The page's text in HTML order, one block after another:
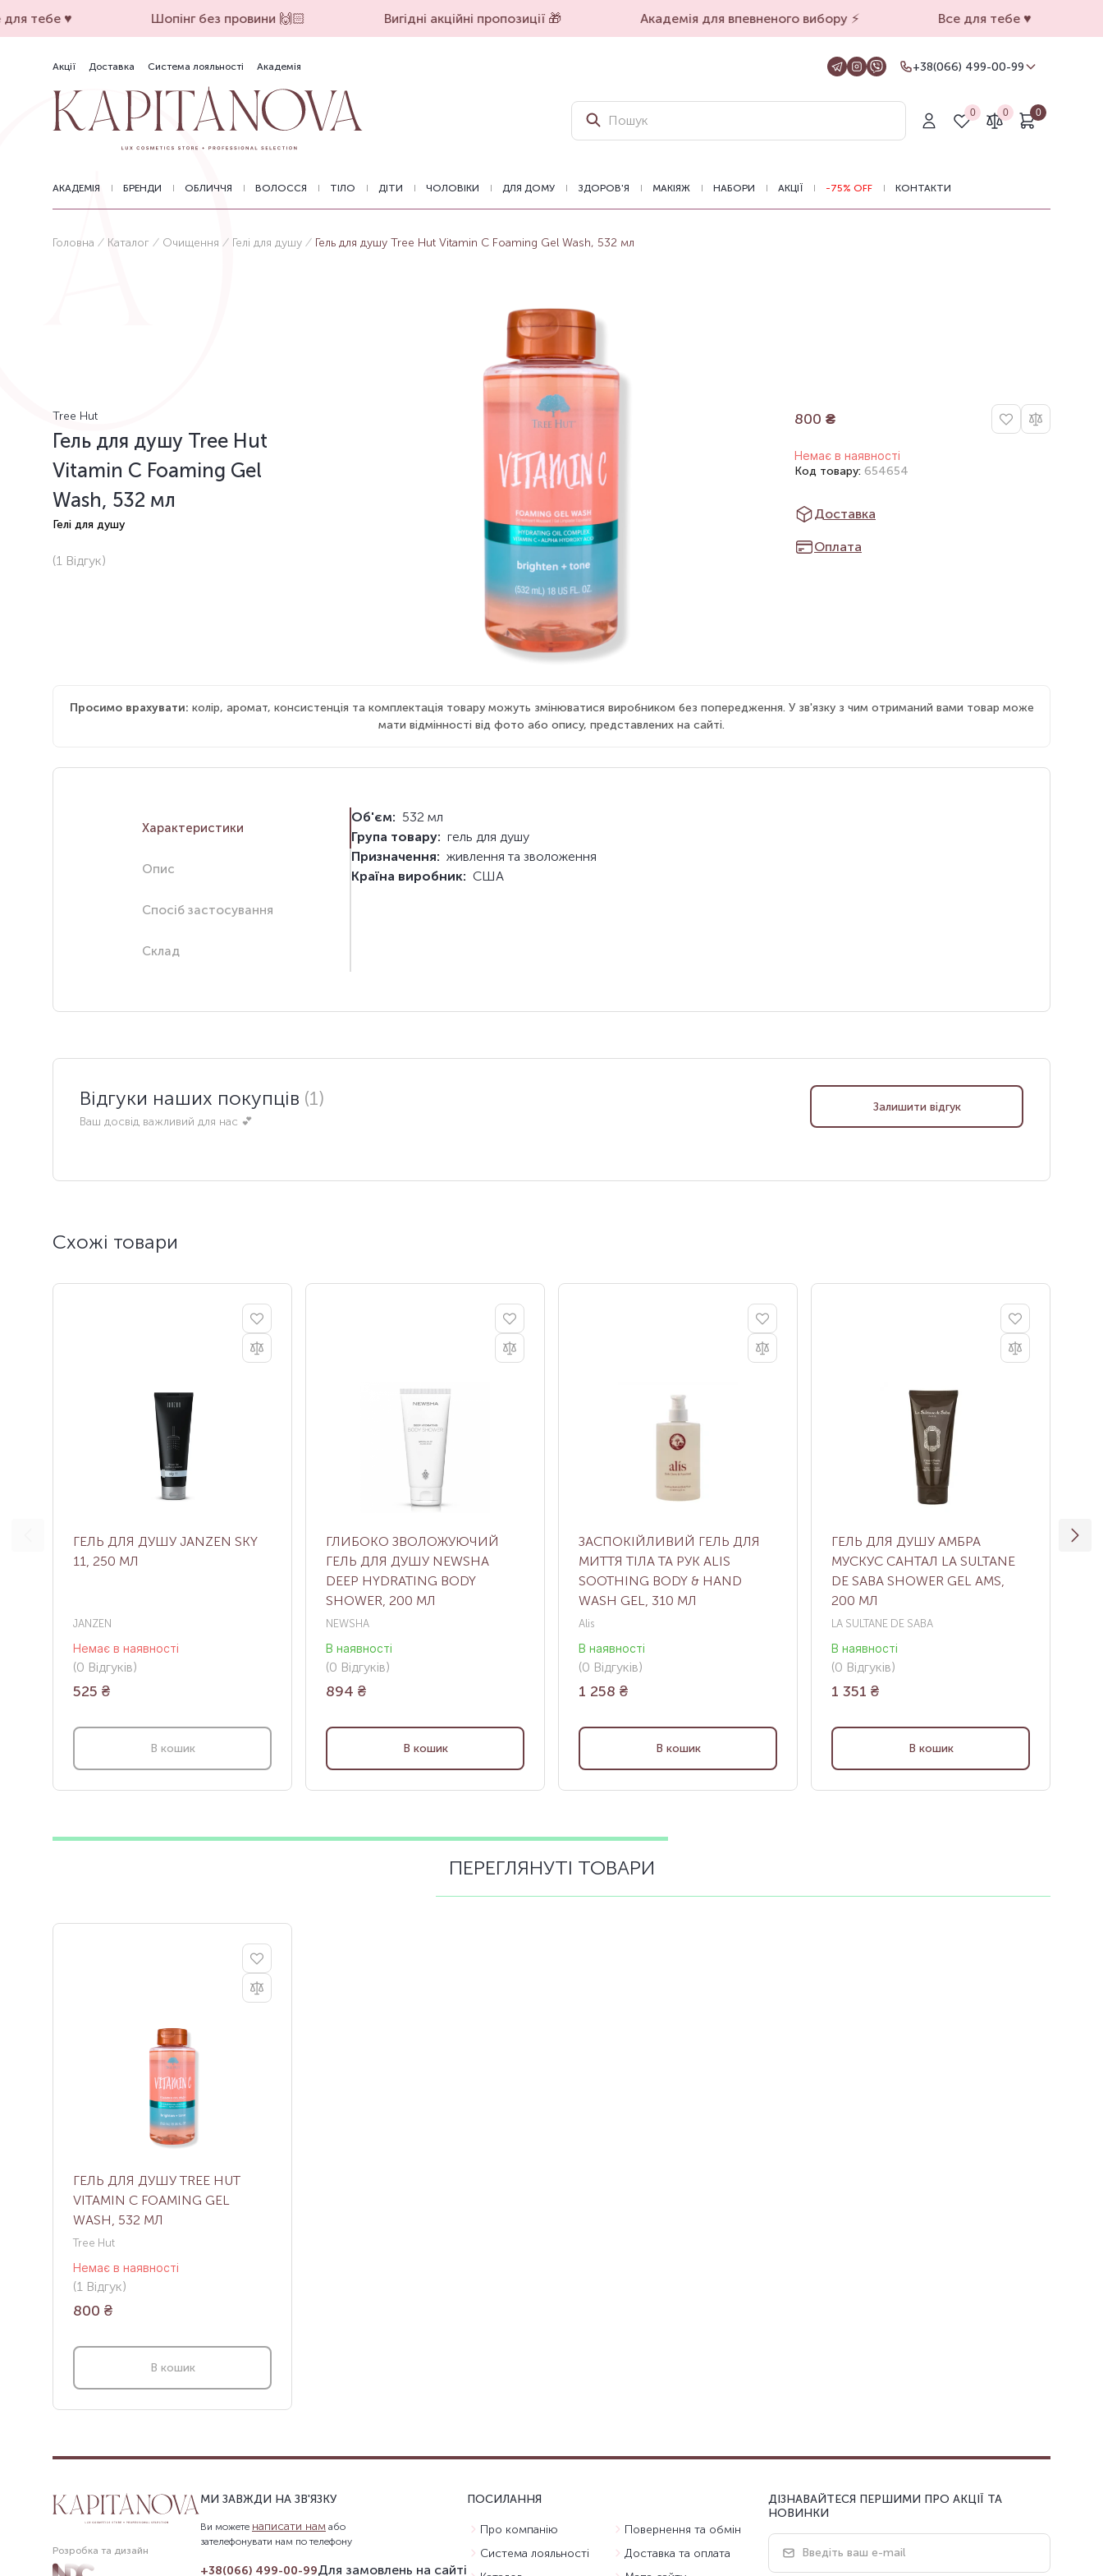
тебе ♥️ Шопінг без провини 🙌🏻 Вигідні акційні пропозиції 🎁 Академія для впевненого вибору ⚡️ Все для тебе ♥️
Акції Доставка Система лояльності Академія
+38(066) 499-00-99
Для замовлень на сайті
+38(099) 069-90-00
Магазин Харків
Оформлення замовлень на сайті
0 0 0
АКАДЕМІЯ БРЕНДИ ОБЛИЧЧЯ ВОЛОССЯ ТІЛО ДІТИ ЧОЛОВІКИ ДЛЯ ДОМУ ЗДОРОВ'Я МАКІЯЖ НАБОРИ АКЦІЇ -75% OFF КОНТАКТИ
Головна Каталог Очищення Гелі для душу Гель для душу Tree Hut Vitamin C Foaming Gel Wash, 532 мл
Tree Hut
Гель для душу Tree Hut
Vitamin C Foaming Gel
Wash, 532 мл
Гелі для душу
(1 Відгук)
800 ₴
Немає в наявності
Код товару: 654654
Доставка
Оплата
Просимо врахувати: колір, аромат, консистенція та комплектація товару можуть змінюватися виробником без попередження. У зв'язку з чим отриманий вами товар може
мати відмінності від фото або опису, представлених на сайті.
Характеристики
Опис
Спосіб застосування
Склад
Об'єм: 532 мл
Група товару: гель для душу
Призначення: живлення та зволоження
Країна виробник: США
Відгуки наших покупців (1)
Ваш досвід важливий для нас 💕
Залишити відгук
Схожі товари
ГЕЛЬ ДЛЯ ДУШУ JANZEN SKY
11, 250 МЛ
JANZEN
Немає в наявності
(0 Відгуків)
525 ₴
В кошик
ГЛИБОКО ЗВОЛОЖУЮЧИЙ
ГЕЛЬ ДЛЯ ДУШУ NEWSHA
DEEP HYDRATING BODY
SHOWER, 200 МЛ
NEWSHA
В наявності
(0 Відгуків)
894 ₴
В кошик
ЗАСПОКІЙЛИВИЙ ГЕЛЬ ДЛЯ
МИТТЯ ТІЛА ТА РУК ALIS
SOOTHING BODY & HAND
WASH GEL, 310 МЛ
Alis
В наявності
(0 Відгуків)
1 258 ₴
В кошик
ГЕЛЬ ДЛЯ ДУШУ AМБРА
МУСКУС САНТАЛ LA SULTANE
DE SABA SHOWER GEL AMS,
200 МЛ
LA SULTANE DE SABA
В наявності
(0 Відгуків)
1 351 ₴
В кошик
ПЕРЕГЛЯНУТІ ТОВАРИ
ГЕЛЬ ДЛЯ ДУШУ TREE HUT
VITAMIN C FOAMING GEL
WASH, 532 МЛ
Tree Hut
Немає в наявності
(1 Відгук)
800 ₴
В кошик
Розробка та дизайн
МИ ЗАВЖДИ НА ЗВ'ЯЗКУ
Ви можете написати нам або
зателефонувати нам по телефону
+38(066) 499-00-99Для замовлень на сайті
ПОСИЛАННЯ
Про компанію
Система лояльності
Повернення та обмін
Доставка та оплата
ДІЗНАВАЙТЕСЯ ПЕРШИМИ ПРО АКЦІЇ ТА
НОВИНКИ